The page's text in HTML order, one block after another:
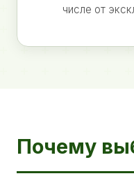
числе от
Почему